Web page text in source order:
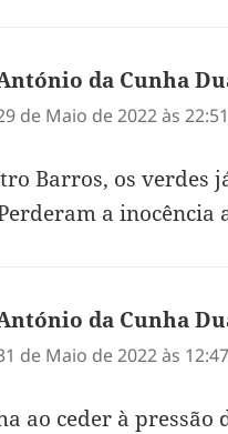
da Cunha
de Maio de 2022 às 22:51
Barros, os verdes
a inocência
da Cunha
de Maio de 2022 às 12:47
ao ceder à pressão